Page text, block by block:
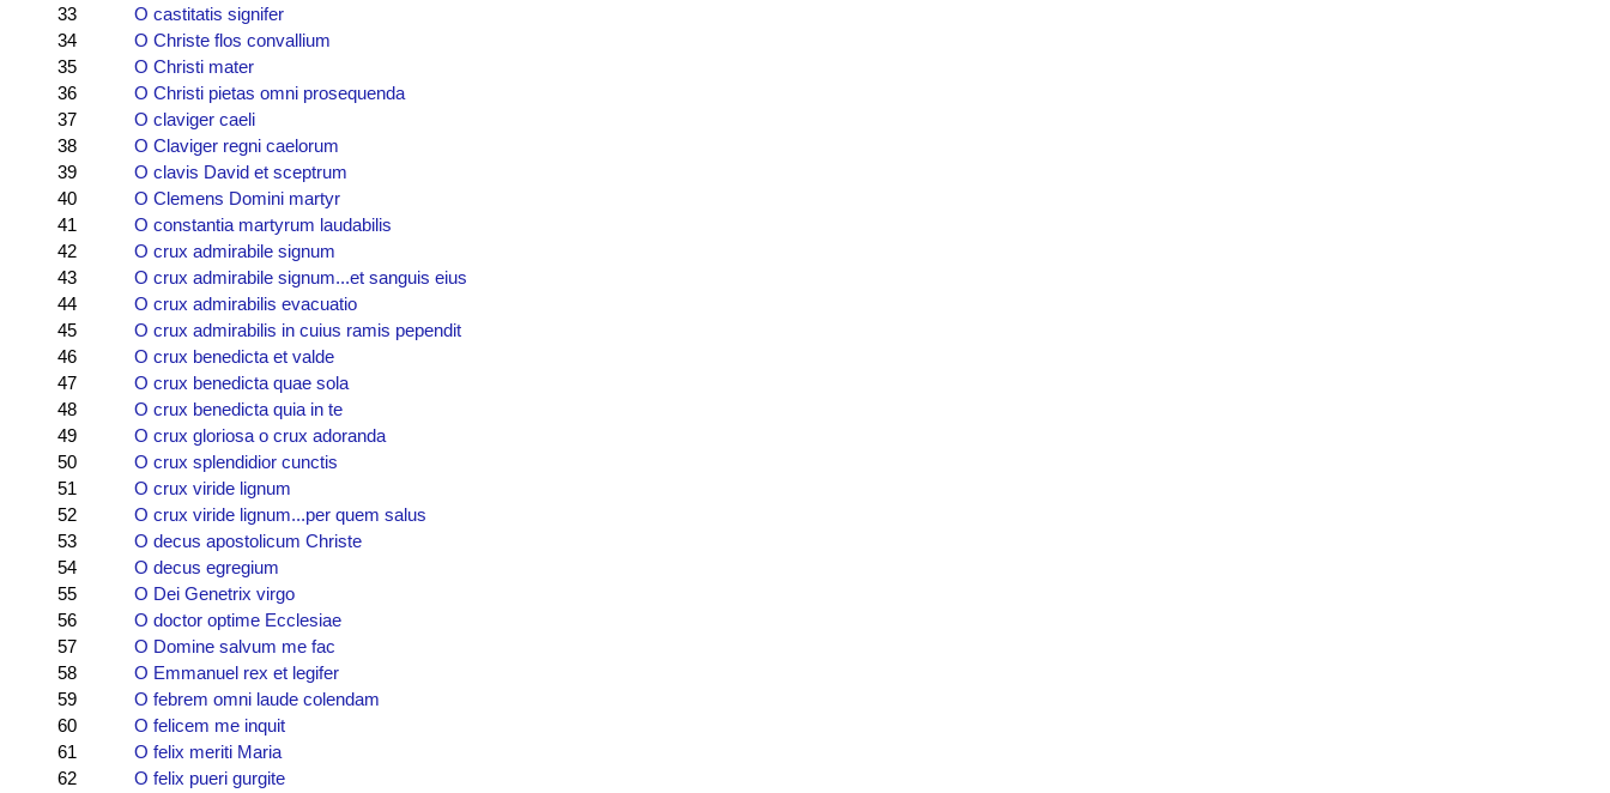
33
O castitatis signifer
34
O Christe flos convallium
35
O Christi mater
36
O Christi pietas omni prosequenda
37
O claviger caeli
38
O Claviger regni caelorum
39
O clavis David et sceptrum
40
O Clemens Domini martyr
41
O constantia martyrum laudabilis
42
O crux admirabile signum
43
O crux admirabile signum...et sanguis eius
44
O crux admirabilis evacuatio
45
O crux admirabilis in cuius ramis pependit
46
O crux benedicta et valde
47
O crux benedicta quae sola
48
O crux benedicta quia in te
49
O crux gloriosa o crux adoranda
50
O crux splendidior cunctis
51
O crux viride lignum
52
O crux viride lignum...per quem salus
53
O decus apostolicum Christe
54
O decus egregium
55
O Dei Genetrix virgo
56
O doctor optime Ecclesiae
57
O Domine salvum me fac
58
O Emmanuel rex et legifer
59
O febrem omni laude colendam
60
O felicem me inquit
61
O felix meriti Maria
62
O felix pueri gurgite